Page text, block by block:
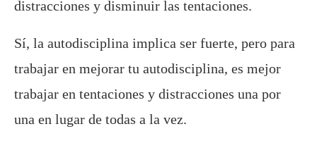
distracciones y disminuir las tentaciones.
Sí, la autodisciplina implica ser fuerte, pero para
trabajar en mejorar tu autodisciplina, es mejor
trabajar en tentaciones y distracciones una por
una en lugar de todas a la vez.